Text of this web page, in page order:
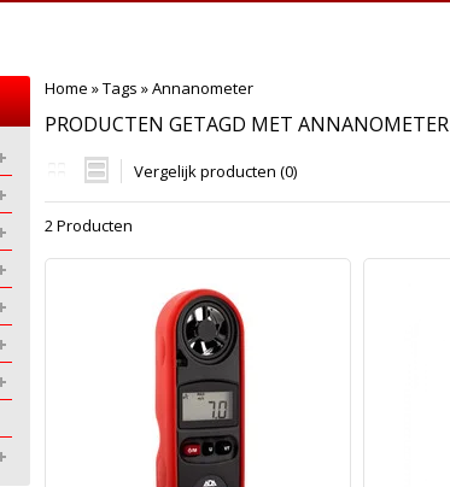
Home »Tags »Annanometer
PRODUCTEN GETAGD MET ANNANOMETER
Vergelijk producten (0)
2 Producten